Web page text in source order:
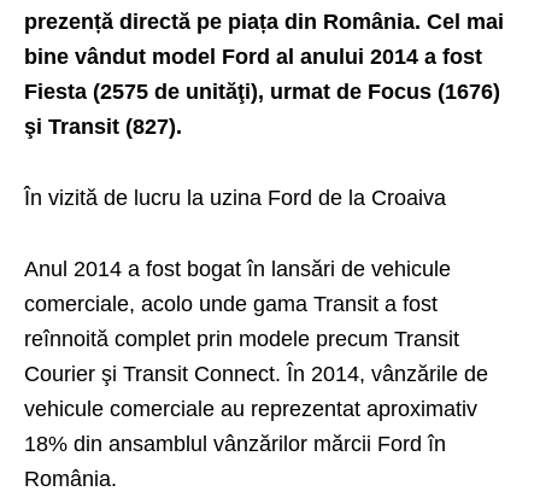
prezență directă pe piața din România. Cel mai
bine vândut model Ford al anului 2014 a fost
Fiesta (2575 de unităţi), urmat de Focus (1676)
şi Transit (827).
În vizită de lucru la uzina Ford de la Croaiva
Anul 2014 a fost bogat în lansări de vehicule
comerciale, acolo unde gama Transit a fost
reînnoită complet prin modele precum Transit
Courier şi Transit Connect. În 2014, vânzările de
vehicule comerciale au reprezentat aproximativ
18% din ansamblul vânzărilor mărcii Ford în
România.